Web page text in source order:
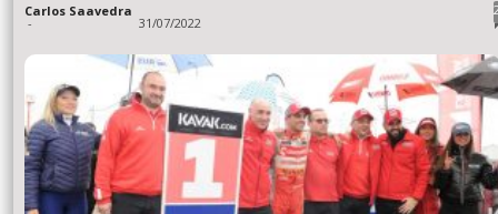
Carlos Saavedra
- 31/07/2022